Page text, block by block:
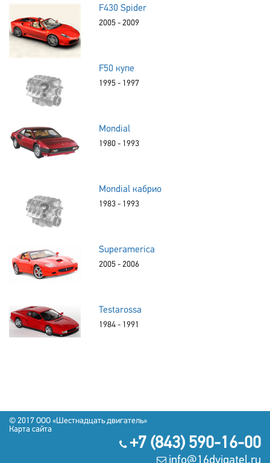
F430 Spider
2005 - 2009
F50 купе
1995 - 1997
Mondial
1980 - 1993
Mondial кабрио
1983 - 1993
Superamerica
2005 - 2006
Testarossa
1984 - 1991
© 2017 OOO «Шестнадцать двигатель»
Карта сайта
+7 (843) 590-16-00
info@16dvigatel.ru